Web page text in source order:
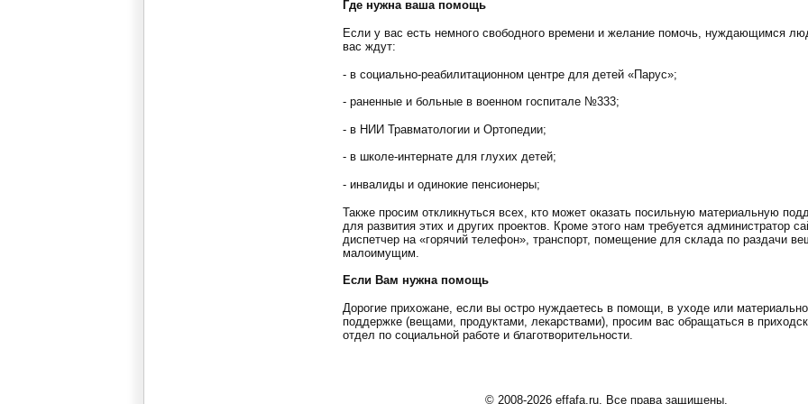
Где нужна ваша помощь
Если у вас есть немного свободного времени и желание помочь, нуждающимся
вас ждут:
- в социально-реабилитационном центре для детей «Парус»;
- раненные и больные в военном госпитале №333;
- в НИИ Травматологии и Ортопедии;
- в школе-интернате для глухих детей;
- инвалиды и одинокие пенсионеры;
Также просим откликнуться всех, кто может оказать посильную материальную
для развития этих и других проектов. Кроме этого нам требуется администратор
диспетчер на «горячий телефон», транспорт, помещение для склада по раздачи
малоимущим.
Если Вам нужна помощь
Дорогие прихожане, если вы остро нуждаетесь в помощи, в уходе или
поддержке (вещами, продуктами, лекарствами), просим вас обращаться в
отдел по социальной работе и благотворительности.
© 2008-2026 effafa.ru. Все права защищены.